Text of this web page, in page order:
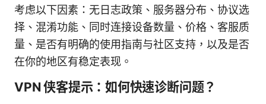
考虑以下因素：无日志政策、服务器分布、协议选
择、混淆功能、同时连接设备数量、价格、客服质
量、是否有明确的使用指南与社区支持，以及是否
在你的地区有稳定表现。
VPN 侠客提示：如何快速诊断问题？